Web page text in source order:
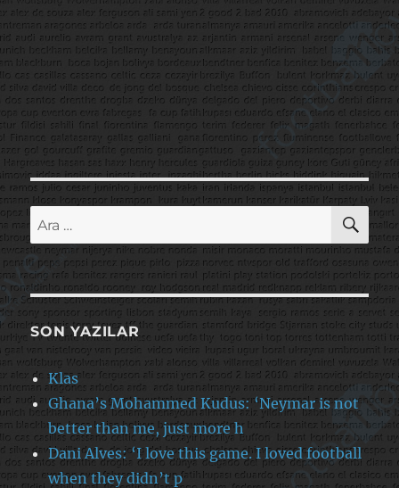
Ara:
SON YAZILAR
Klas
Ghana’s Mohammed Kudus: ‘Neymar is not
better than me, just more h
Dani Alves: ‘I love this game. I loved football
when they didn’t p